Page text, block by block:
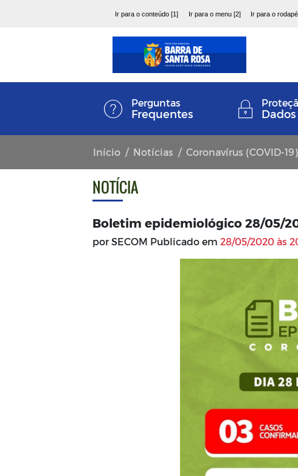
Ir para o conteúdo [1] Ir para o menu [2] Ir para o
Perguntas
Frequentes Dados
Início Notícias Coronavírus (COVID-19)
NOTÍCIA
Boletim epidemiológico 28/05/
por SECOM Publicado em 28/05/2020 às